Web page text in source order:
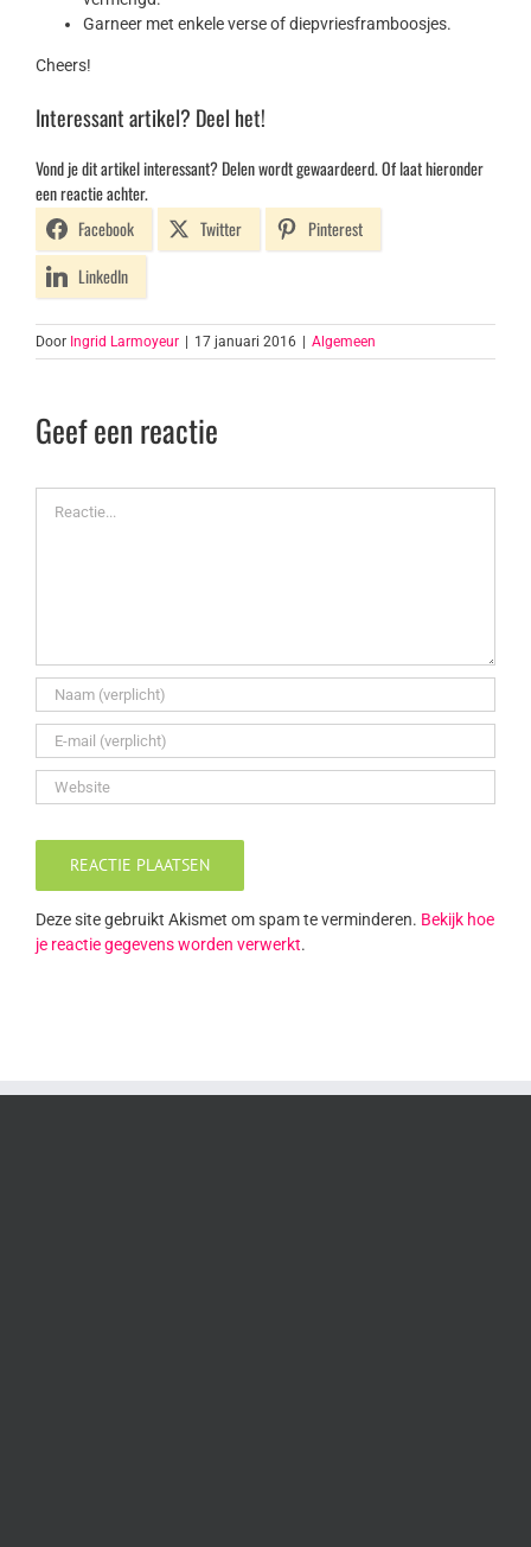
Garneer met enkele verse of diepvriesframboosjes.
Cheers!
Interessant artikel? Deel het!
Vond je dit artikel interessant? Delen wordt gewaardeerd. Of laat hieronder
een reactie achter.
Facebook
Twitter
Pinterest
LinkedIn
Door Ingrid Larmoyeur 17 januari 2016 Algemeen
Geef een reactie
Deze site gebruikt Akismet om spam te verminderen. Bekijk hoe
je reactie gegevens worden verwerkt.